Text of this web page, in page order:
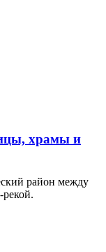
храмы и
район между